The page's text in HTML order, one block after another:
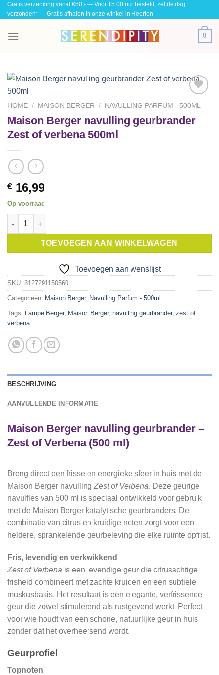
Skip
to
Gratis verzending vanaf €50,- --- Voor 15:00 uur besteld, zelfde dag
verzonden* --- Gratis afhalen in onze winkel in Heerlen
0
Toevoegen
wenslijst
HOME / MAISON BERGER / NAVULLING PARFUM - 500ML
Maison Berger navulling geurbrander
Zest of verbena 500ml
€ 16,99
Op voorraad
Maison Berger navulling geurbrander Zest of verbena 500ml
TOEVOEGEN AAN WINKELWAGEN
Toevoegen aan wenslijst
SKU: 3127291150560
Categorieën: Maison Berger, Navulling Parfum - 500ml
Tags: Lampe Berger, Maison Berger, navulling geurbrander, zest of
verbena
BESCHRIJVING
AANVULLENDE INFORMATIE
Maison Berger navulling geurbrander –
Zest of Verbena (500 ml)
Breng direct een frisse en energieke sfeer in huis met de
Maison Berger navulling Zest of Verbena. Deze geurige
navulfles van 500 ml is speciaal ontwikkeld voor gebruik
met de Maison Berger katalytische geurbranders. De
combinatie van citrus en kruidige noten zorgt voor een
heldere, sprankelende geurbeleving die elke ruimte opfrist.
Fris, levendig en verkwikkend
Zest of Verbena is een levendige geur die citrusachtige
frisheid combineert met zachte kruiden en een subtiele
muskusbasis. Het resultaat is een elegante, verfrissende
geur die zowel stimulerend als rustgevend werkt. Perfect
voor wie houdt van een schone, natuurlijke geur in huis
zonder dat het overheersend wordt.
Geurprofiel
Topnoten